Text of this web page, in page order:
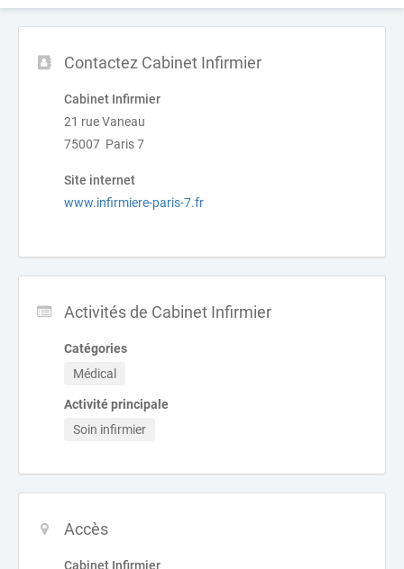
Contactez Cabinet Infirmier
Cabinet Infirmier
21 rue Vaneau
75007 Paris 7
Site internet
www.infirmiere-paris-7.fr
Activités de Cabinet Infirmier
Catégories
Médical
Activité principale
Soin infirmier
Accès
Cabinet Infirmier